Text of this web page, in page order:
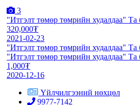
3
"Итгэлт төмөр төмрийн худалдаа"
320,000₮
2021-02-23
"Итгэлт төмөр төмрийн худалдаа"
"Итгэлт төмөр төмрийн худалдаа"
1,000₮
2020-12-16
Үйлчилгээний нөхцөл
9977-7142